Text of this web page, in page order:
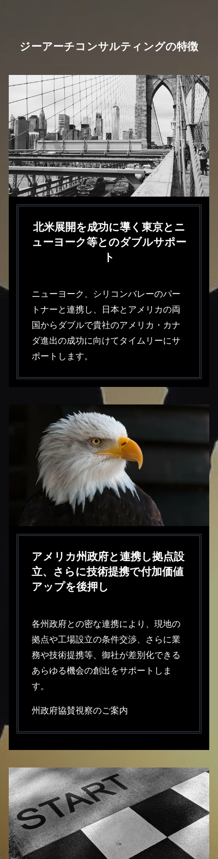
ジーアーチコンサルティングの特徴
北米展開を成功に導く東京とニ
ューヨーク等とのダブルサポー
ト
ニューヨーク、シリコンバレーのパー
トナーと連携し、日本とアメリカの両
国からダブルで貴社のアメリカ・カナ
ダ進出の成功に向けてタイムリーにサ
ポートします。
アメリカ州政府と連携し拠点設
立、さらに技術提携で付加価値
アップを後押し
各州政府との密な連携により、現地の
拠点や工場設立の条件交渉、さらに業
務や技術提携等、御社が差別化できる
あらゆる機会の創出をサポートしま
す。
州政府協賛視察のご案内